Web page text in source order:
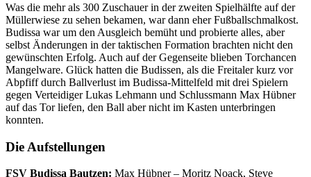
Was die mehr als 300 Zuschauer in der zweiten Spielhälfte auf der
Müllerwiese zu sehen bekamen, war dann eher Fußballschmalkost.
Budissa war um den Ausgleich bemüht und probierte alles, aber
selbst Änderungen in der taktischen Formation brachten nicht den
gewünschten Erfolg. Auch auf der Gegenseite blieben Torchancen
Mangelware. Glück hatten die Budissen, als die Freitaler kurz vor
Abpfiff durch Ballverlust im Budissa-Mittelfeld mit drei Spielern
gegen Verteidiger Lukas Lehmann und Schlussmann Max Hübner
auf das Tor liefen, den Ball aber nicht im Kasten unterbringen
konnten.
Die Aufstellungen
FSV Budissa Bautzen: Max Hübner – Moritz Noack, Steve